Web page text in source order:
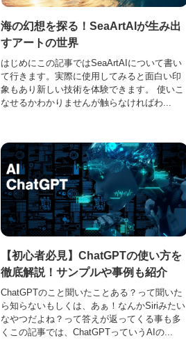
海の幻想を探る！SeaArtAIが生み出
すアートの世界
はじめにこの記事ではSeaArtAIについて書い
て行きます。実際に使用してみると面白い印
象もあり新しい技術を体験できます。 使いこ
なせるかわかりませんが触らなければわ...
【初心者必見】ChatGPTの使い方を
徹底解説！サンプルや事例も紹介
ChatGPTのこと聞いたことある？って聞いた
ら知らないもしくは、あぁ！なんかSiriみたい
なやつだよね？って答えが返ってくる事も多
くこの記事では、ChatGPTっていうAIの...